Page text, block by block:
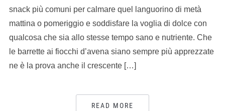
snack più comuni per calmare quel languorino di metà
mattina o pomeriggio e soddisfare la voglia di dolce con
qualcosa che sia allo stesse tempo sano e nutriente. Che
le barrette ai fiocchi d’avena siano sempre più apprezzate
ne è la prova anche il crescente […]
READ MORE